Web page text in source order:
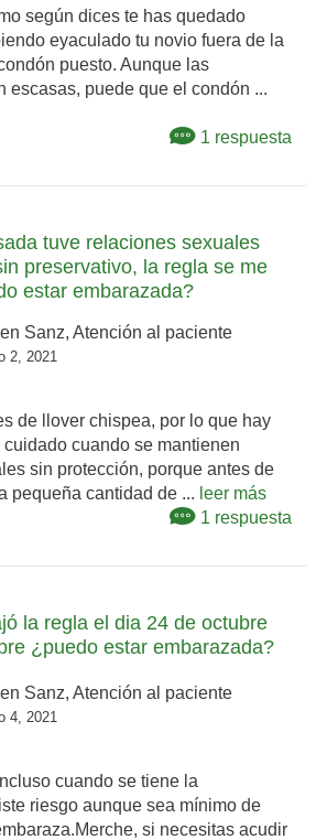
según dices te has quedado
eyaculado tu novio fuera de la
puesto. Aunque las
escasas, puede que el condón ...
1 respuesta
tuve relaciones sexuales
preservativo, la regla se me
estar embarazada?
Sanz, Atención al paciente
2, 2021
de llover chispea, por lo que hay
cuando se mantienen
sin protección, porque antes de
pequeña cantidad de ... leer más
1 respuesta
la regla el dia 24 de octubre
¿puedo estar embarazada?
Sanz, Atención al paciente
4, 2021
cuando se tiene la
riesgo aunque sea mínimo de
si necesitas acudir